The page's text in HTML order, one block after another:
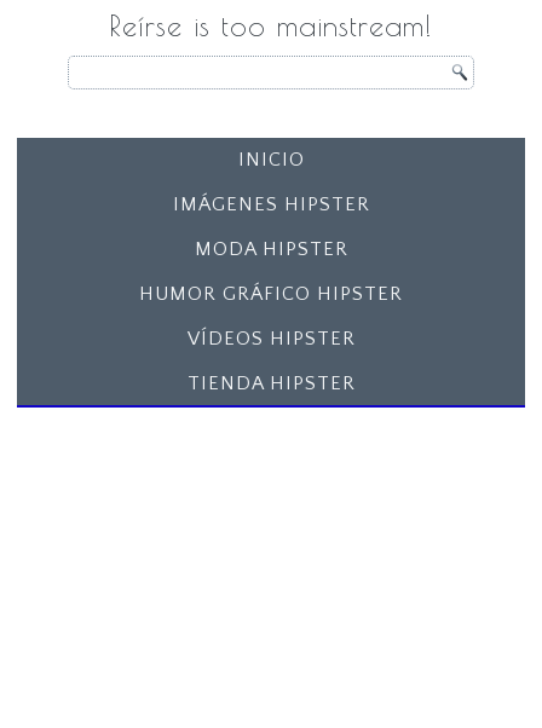
Reírse is too mainstream!
INICIO
IMÁGENES HIPSTER
MODA HIPSTER
HUMOR GRÁFICO HIPSTER
VÍDEOS HIPSTER
TIENDA HIPSTER